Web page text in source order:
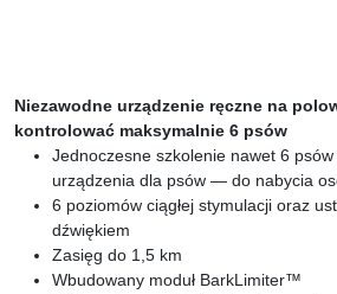
Niezawodne urządzenie ręczne na
kontrolować maksymalnie 6 psów
Jednoczesne szkolenie nawet 6
urządzenia dla psów — do nabycia
6 poziomów ciągłej stymulacji oraz
dźwiękiem
Zasięg do 1,5 km
Wbudowany moduł BarkLimiter™